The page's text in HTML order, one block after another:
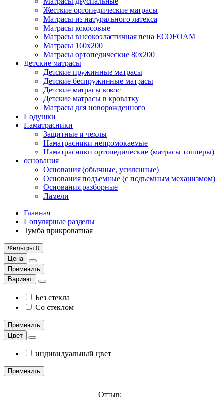
Жесткие ортопедические матрасы
Матрасы из натурального латекса
Матрасы кокосовые
Матрасы высокоэластичная пена ECOFOAM
Матрасы 160х200
Матрасы ортопедические 80х200
Детские матрасы
Детские пружинные матрасы
Детские беспружинные матрасы
Детские матрасы кокос
Детские матрасы в кроватку
Матрасы для новорожденного
Подушки
Наматрасники
Защитные и чехлы
Наматрасники непромокаемые
Наматрасники ортопедические (матрасы топперы)
основания
Основания (обычные, усиленные)
Основания подъемные (с подъемным механизмом)
Основания разборные
Ламели
Главная
Популярные разделы
Тумба прикроватная
Фильтры 0
Цена
Применить
Вариант
Без стекла
Со стеклом
Применить
Цвет
индивидуальный цвет
Применить
Отзыв: